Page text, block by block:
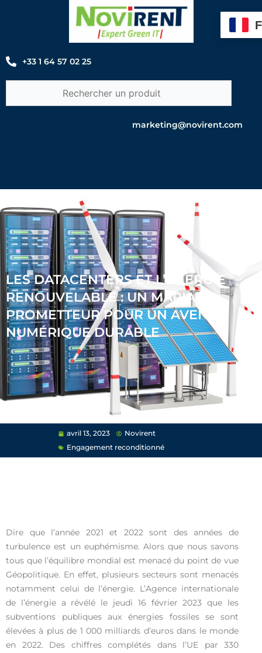
+33 1 64 57 02 25
marketing@novirent.com
LES DATACENTERS ET L’ÉNERGIE
RENOUVELABLE : UN MARIAGE
PROMETTEUR POUR UN AVENIR
NUMÉRIQUE DURABLE
avril 13, 2023
Novirent
Engagement reconditionné
Dire que l’année 2021 et 2022 sont des années de
turbulence est un euphémisme. Alors que nous savons
tous que l’équilibre mondial est menacé du point de vue
Géopolitique. En effet, plusieurs secteurs sont menacés
notamment celui de l’énergie. L’Agence internationale
de l’énergie a révélé le jeudi 16 février 2023 que les
subventions publiques aux énergies fossiles se sont
élevées à plus de 1 000 milliards d’euros dans le monde
en 2022. Des chiffres complétés dans l’UE par 330